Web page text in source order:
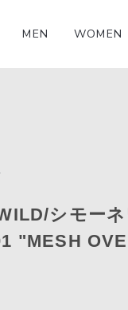
MEN WOMEN
シモー
"MESH